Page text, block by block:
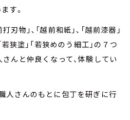
す。
物」、「越前和紙」、「越前漆器」
若狭塗」「若狭めのう細工」の７つ
んと仲良くなって、体験してい
人さんのもとに包丁を研ぎに行